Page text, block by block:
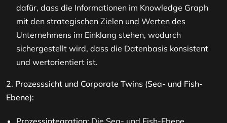
dafür, dass die Informationen im Knowledge Graph
mit den strategischen Zielen und Werten des
Unternehmens im Einklang stehen, wodurch
sichergestellt wird, dass die Datenbasis konsistent
und wertorientiert ist.
2. Prozesssicht und Corporate Twins (Sea- und Fish-
Ebene):